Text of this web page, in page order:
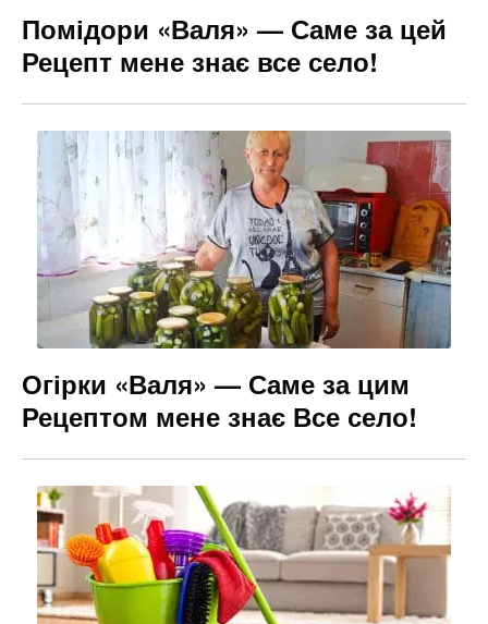
Помідори «Валя» — Саме за цей
Рецепт мене знає все село!
Огірки «Валя» — Саме за цим
Рецептом мене знає Все село!